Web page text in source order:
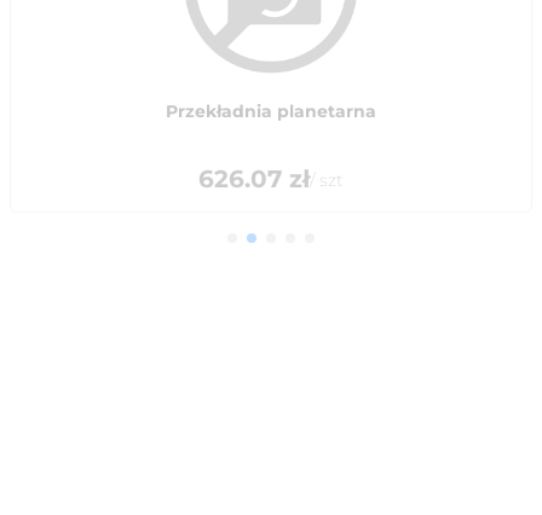
Przekładnia planetarna
626.07 zł/ szt